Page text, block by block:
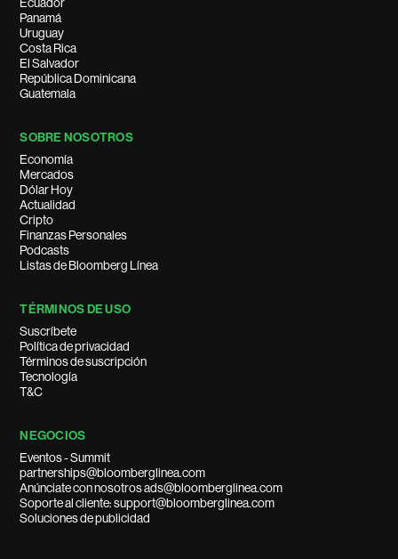
Ecuador
Panamá
Uruguay
Costa Rica
El Salvador
República Dominicana
Guatemala
SOBRE NOSOTROS
Economía
Mercados
Dólar Hoy
Actualidad
Cripto
Finanzas Personales
Podcasts
Listas de Bloomberg Línea
TÉRMINOS DE USO
Suscríbete
Política de privacidad
Términos de suscripción
Tecnología
T&C
NEGOCIOS
Eventos - Summit
partnerships@bloomberglinea.com
Anúnciate con nosotros ads@bloomberglinea.com
Soporte al cliente: support@bloomberglinea.com
Soluciones de publicidad